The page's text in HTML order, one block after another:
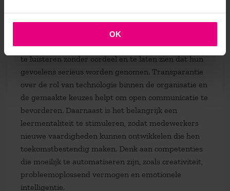
OK
technologie en innovatie samengaan met
vertrouwen. Dit kan worden bereikt door
medewerkers aan te moedigen hun zorgen te delen,
te luisteren zonder oordeel en te laten zien dat hun
gevoelens serieus worden genomen. Transparantie
over de rol van technologie binnen de organisatie en
de gemaakte keuzes helpt om open communicatie te
bevorderen. Daarnaast is het belangrijk een
leermentaliteit te stimuleren, zodat medewerkers
nieuwe vaardigheden kunnen ontwikkelen die hen
toekomstbestendig maken. Denk aan competenties
die moeilijk te automatiseren zijn, zoals creativiteit,
probleemoplossend vermogen en emotionele
intelligentie.